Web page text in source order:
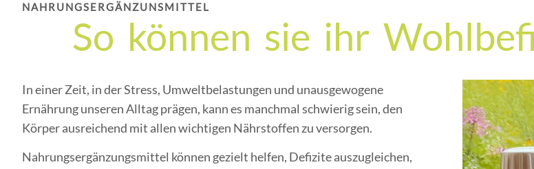
NAHRUNGSERGÄNZUNSMITTEL
So können sie ihr
In einer Zeit, in der Stress, Umweltbelastungen und unausgewogene
Ernährung unseren Alltag prägen, kann es manchmal schwierig sein, den
Körper ausreichend mit allen wichtigen Nährstoffen zu versorgen.
Nahrungsergänzungsmittel können gezielt helfen, Defizite auszugleichen,